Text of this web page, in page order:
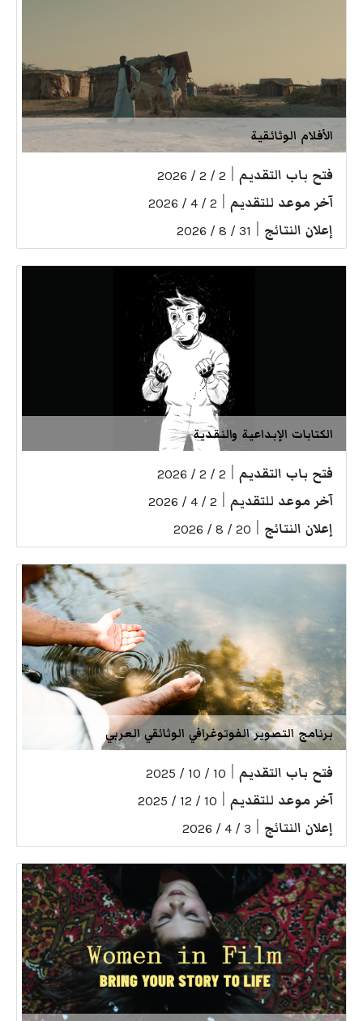
الأفلام الوثائقية
فتح باب التقديم 2 / 2 / 2026
آخر موعد للتقديم 2 / 4 / 2026
إعلان النتائج 31 / 8 / 2026
الكتابات الإبداعية والنقدية
فتح باب التقديم 2 / 2 / 2026
آخر موعد للتقديم 2 / 4 / 2026
إعلان النتائج 20 / 8 / 2026
برنامج التصوير الفوتوغرافي الوثائقي العربي
فتح باب التقديم 10 / 10 / 2025
آخر موعد للتقديم 10 / 12 / 2025
إعلان النتائج 3 / 4 / 2026